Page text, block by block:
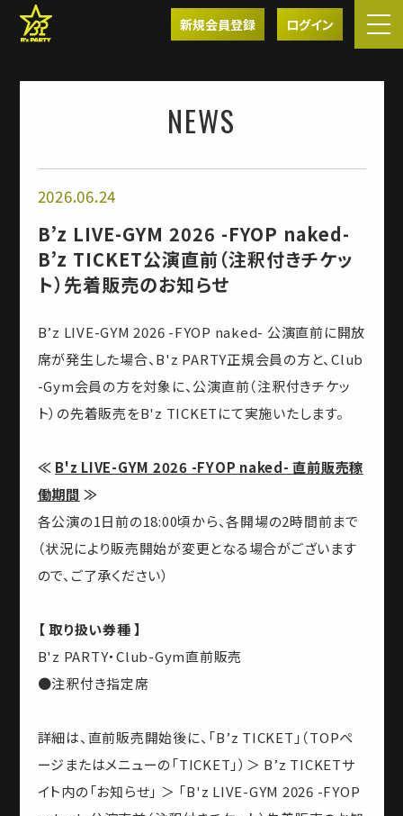
新規会員登録 ログイン
NEWS
2026.06.24
B’z LIVE-GYM 2026 -FYOP naked-
B’z TICKET公演直前（注釈付きチケッ
ト）先着販売のお知らせ
B’z LIVE-GYM 2026 -FYOP naked- 公演直前に開放
席が発生した場合、B'z PARTY正規会員の方と、Club
-Gym会員の方を対象に、公演直前（注釈付きチケッ
ト）の先着販売をB'z TICKETにて実施いたします。
≪ B'z LIVE-GYM 2026 -FYOP naked- 直前販売稼
働期間 ≫
各公演の1日前の18:00頃から、各開場の2時間前まで
（状況により販売開始が変更となる場合がございます
ので、ご了承ください）
【 取り扱い券種 】
B'z PARTY・Club-Gym直前販売
●注釈付き指定席
詳細は、直前販売開始後に、「B’z TICKET」（TOPペ
ージまたはメニューの「TICKET」）＞ B’z TICKETサ
イト内の「お知らせ」 ＞ 「B'z LIVE-GYM 2026 -FYOP